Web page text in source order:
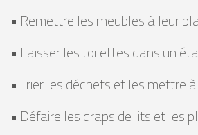
• Remettre les meubles à leur
• Laisser les toilettes dans un
• Trier les déchets et les mettre
• Défaire les draps de lits et les